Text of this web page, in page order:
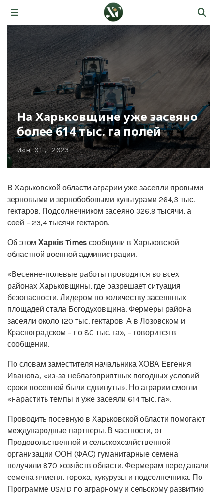
На Харьковщине уже засеяно
более 614 тыс. га полей
Июн 01, 2023
В Харьковской области аграрии уже засеяли яровыми
зерновыми и зернобобовыми культурами 264,3 тыс.
гектаров. Подсолнечником засеяно 326,9 тысячи, а
соей – 23,4 тысячи гектаров.
Об этом Харків Times сообщили в Харьковской
областной военной администрации.
«Весенне-полевые работы проводятся во всех
районах Харьковщины, где разрешает ситуация
безопасности. Лидером по количеству засеянных
площадей стала Богодуховщина. Фермеры района
засеяли около 120 тыс. гектаров. А в Лозовском и
Красноградском – по 80 тыс. га», – говорится в
сообщении.
По словам заместителя начальника ХОВА Евгения
Иванова, «из-за неблагоприятных погодных условий
сроки посевной были сдвинуты». Но аграрии смогли
«нарастить темпы и уже засеяли 614 тыс. га».
Проводить посевную в Харьковской области помогают
международные партнеры. В частности, от
Продовольственной и сельскохозяйственной
организации ООН (ФАО) гуманитарные семена
получили 870 хозяйств области. Фермерам передавали
семена ячменя, гороха, кукурузы и подсолнечника. По
Программе USAID по аграрному и сельскому развитию